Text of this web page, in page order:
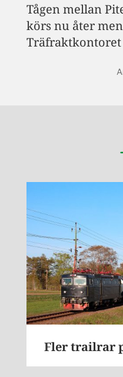
Tågen mellan
körs nu åter
Träfraktkontoret
Fler trailrar